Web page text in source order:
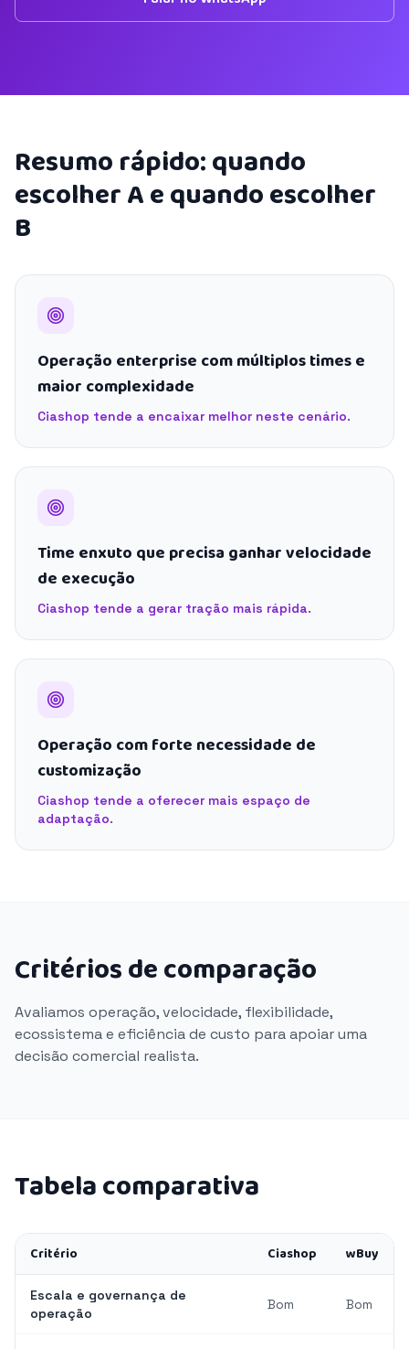
Resumo rápido: quando
escolher A e quando escolher
B
Operação enterprise com múltiplos times e
maior complexidade
Ciashop tende a encaixar melhor neste cenário.
Time enxuto que precisa ganhar velocidade
de execução
Ciashop tende a gerar tração mais rápida.
Operação com forte necessidade de
customização
Ciashop tende a oferecer mais espaço de
adaptação.
Critérios de comparação
Avaliamos operação, velocidade, flexibilidade,
ecossistema e eficiência de custo para apoiar uma
decisão comercial realista.
Tabela comparativa
Critério Ciashop wBuy
Escala e governança de
operação
Bom Bom